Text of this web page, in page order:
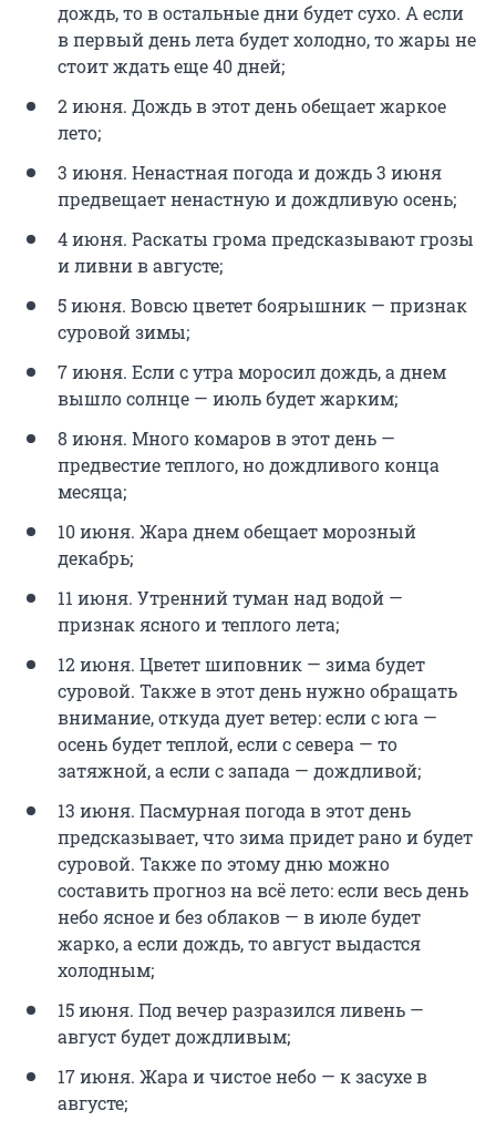
дождь, то в остальные дни будет сухо. А если
в первый день лета будет холодно, то жары не
стоит ждать еще 40 дней;
2 июня. Дождь в этот день обещает жаркое
лето;
3 июня. Ненастная погода и дождь 3 июня
предвещает ненастную и дождливую осень;
4 июня. Раскаты грома предсказывают грозы
и ливни в августе;
5 июня. Вовсю цветет боярышник — признак
суровой зимы;
7 июня. Если с утра моросил дождь, а днем
вышло солнце — июль будет жарким;
8 июня. Много комаров в этот день —
предвестие теплого, но дождливого конца
месяца;
10 июня. Жара днем обещает морозный
декабрь;
11 июня. Утренний туман над водой —
признак ясного и теплого лета;
12 июня. Цветет шиповник — зима будет
суровой. Также в этот день нужно обращать
внимание, откуда дует ветер: если с юга —
осень будет теплой, если с севера — то
затяжной, а если с запада — дождливой;
13 июня. Пасмурная погода в этот день
предсказывает, что зима придет рано и будет
суровой. Также по этому дню можно
составить прогноз на всё лето: если весь день
небо ясное и без облаков — в июле будет
жарко, а если дождь, то август выдастся
холодным;
15 июня. Под вечер разразился ливень —
август будет дождливым;
17 июня. Жара и чистое небо — к засухе в
августе;